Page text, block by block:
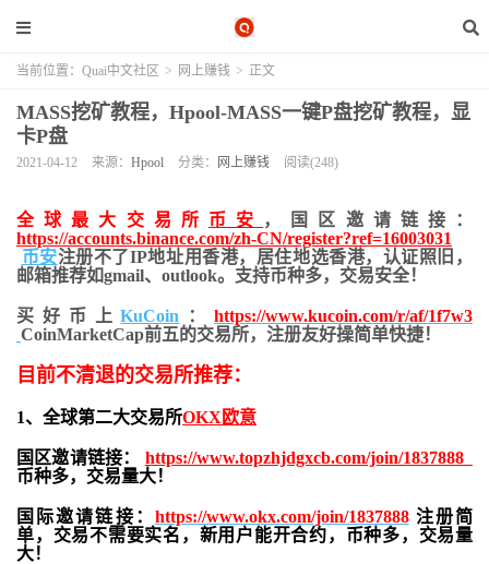
当前位置： Quai中文社区 > 网上赚钱 > 正文
MASS挖矿教程，Hpool-MASS一键P盘挖矿教程，显
卡P盘
2021-04-12 来源： Hpool 分类： 网上赚钱 阅读(248)
全球最大交易所 币安
，国区邀请链接：
https://accounts.binance.com/zh-CN/register?ref=16003031
币安注册不了IP地址用香港，居住地选香港，认证照旧，
邮箱推荐如gmail、outlook。支持币种多，交易安全！
买好币上KuCoin ：https://www.kucoin.com/r/af/1f7w3
CoinMarketCap前五的交易所，注册友好操简单快捷！
目前不清退的交易所推荐：
1、全球第二大交易所OKX欧意
国区邀请链接： https://www.topzhjdgxcb.com/join/1837888
币种多，交易量大！
国际邀请链接： https://www.okx.com/join/1837888注册简
单，交易不需要实名，新用户能开合约， 币种多，交易量
大！